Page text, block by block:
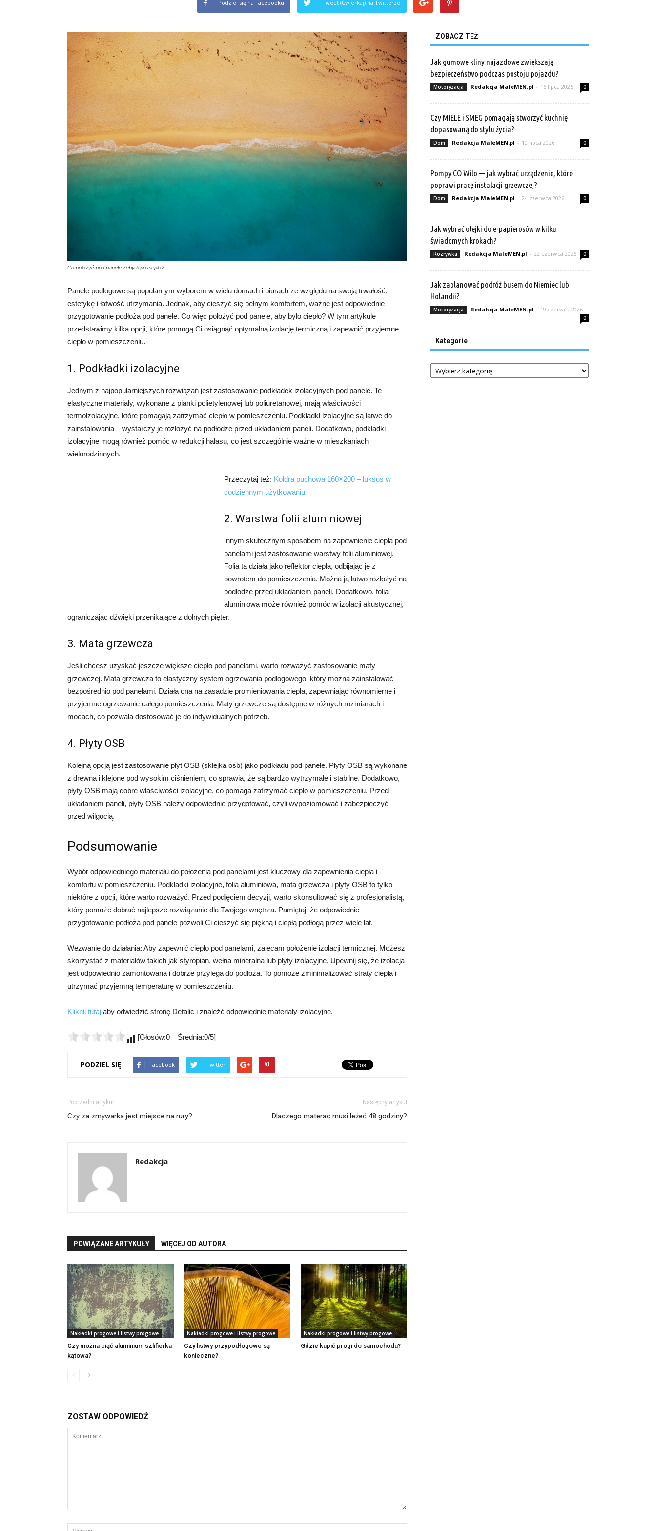
Podziel się na Facebooku Tweet (Ćwierkaj) na Twitterze
Co położyć pod panele żeby było ciepło?
Panele podłogowe są popularnym wyborem w wielu domach i biurach ze względu na swoją trwałość,
estetykę i łatwość utrzymania. Jednak, aby cieszyć się pełnym komfortem, ważne jest odpowiednie
przygotowanie podłoża pod panele. Co więc położyć pod panele, aby było ciepło? W tym artykule
przedstawimy kilka opcji, które pomogą Ci osiągnąć optymalną izolację termiczną i zapewnić przyjemne
ciepło w pomieszczeniu.
1. Podkładki izolacyjne
Jednym z najpopularniejszych rozwiązań jest zastosowanie podkładek izolacyjnych pod panele. Te
elastyczne materiały, wykonane z pianki polietylenowej lub poliuretanowej, mają właściwości
termoizolacyjne, które pomagają zatrzymać ciepło w pomieszczeniu. Podkładki izolacyjne są łatwe do
zainstalowania – wystarczy je rozłożyć na podłodze przed układaniem paneli. Dodatkowo, podkładki
izolacyjne mogą również pomóc w redukcji hałasu, co jest szczególnie ważne w mieszkaniach
wielorodzinnych.
Przeczytaj też: Kołdra puchowa 160×200 – luksus w
codziennym użytkowaniu
2. Warstwa folii aluminiowej
Innym skutecznym sposobem na zapewnienie ciepła pod
panelami jest zastosowanie warstwy folii aluminiowej.
Folia ta działa jako reflektor ciepła, odbijając je z
powrotem do pomieszczenia. Można ją łatwo rozłożyć na
podłodze przed układaniem paneli. Dodatkowo, folia
aluminiowa może również pomóc w izolacji akustycznej,
ograniczając dźwięki przenikające z dolnych pięter.
3. Mata grzewcza
Jeśli chcesz uzyskać jeszcze większe ciepło pod panelami, warto rozważyć zastosowanie maty
grzewczej. Mata grzewcza to elastyczny system ogrzewania podłogowego, który można zainstalować
bezpośrednio pod panelami. Działa ona na zasadzie promieniowania ciepła, zapewniając równomierne i
przyjemne ogrzewanie całego pomieszczenia. Maty grzewcze są dostępne w różnych rozmiarach i
mocach, co pozwala dostosować je do indywidualnych potrzeb.
4. Płyty OSB
Kolejną opcją jest zastosowanie płyt OSB (sklejka osb) jako podkładu pod panele. Płyty OSB są wykonane
z drewna i klejone pod wysokim ciśnieniem, co sprawia, że są bardzo wytrzymałe i stabilne. Dodatkowo,
płyty OSB mają dobre właściwości izolacyjne, co pomaga zatrzymać ciepło w pomieszczeniu. Przed
układaniem paneli, płyty OSB należy odpowiednio przygotować, czyli wypoziomować i zabezpieczyć
przed wilgocią.
Podsumowanie
Wybór odpowiedniego materiału do położenia pod panelami jest kluczowy dla zapewnienia ciepła i
komfortu w pomieszczeniu. Podkładki izolacyjne, folia aluminiowa, mata grzewcza i płyty OSB to tylko
niektóre z opcji, które warto rozważyć. Przed podjęciem decyzji, warto skonsultować się z profesjonalistą,
który pomoże dobrać najlepsze rozwiązanie dla Twojego wnętrza. Pamiętaj, że odpowiednie
przygotowanie podłoża pod panele pozwoli Ci cieszyć się piękną i ciepłą podłogą przez wiele lat.
Wezwanie do działania: Aby zapewnić ciepło pod panelami, zalecam położenie izolacji termicznej. Możesz
skorzystać z materiałów takich jak styropian, wełna mineralna lub płyty izolacyjne. Upewnij się, że izolacja
jest odpowiednio zamontowana i dobrze przylega do podłoża. To pomoże zminimalizować straty ciepła i
utrzymać przyjemną temperaturę w pomieszczeniu.
Kliknij tutaj aby odwiedzić stronę Detalic i znaleźć odpowiednie materiały izolacyjne.
[Głosów:0 Średnia:0/5]
PODZIEL SIĘ Facebook Twitter
Poprzedni artykuł
Czy za zmywarka jest miejsce na rury?
Następny artykuł
Dlaczego materac musi leżeć 48 godziny?
Redakcja
POWIĄZANE ARTYKUŁY WIĘCEJ OD AUTORA
Nakładki progowe i listwy progowe
Czy można ciąć aluminium szlifierka
kątowa?
Nakładki progowe i listwy progowe
Czy listwy przypodłogowe są
konieczne?
Nakładki progowe i listwy progowe
Gdzie kupić progi do samochodu?
ZOSTAW ODPOWIEDŹ
ZOBACZ TEŻ
Jak gumowe kliny najazdowe zwiększają
bezpieczeństwo podczas postoju pojazdu?
Motoryzacja Redakcja MaleMEN.pl - 16 lipca 2026 0
Czy MIELE i SMEG pomagają stworzyć kuchnię
dopasowaną do stylu życia?
Dom Redakcja MaleMEN.pl - 10 lipca 2026 0
Pompy CO Wilo — jak wybrać urządzenie, które
poprawi pracę instalacji grzewczej?
Dom Redakcja MaleMEN.pl - 24 czerwca 2026 0
Jak wybrać olejki do e-papierosów w kilku
świadomych krokach?
Rozrywka Redakcja MaleMEN.pl - 22 czerwca 2026 0
Jak zaplanować podróż busem do Niemiec lub
Holandii?
Motoryzacja Redakcja MaleMEN.pl - 19 czerwca 2026
0
Kategorie
Kategorie